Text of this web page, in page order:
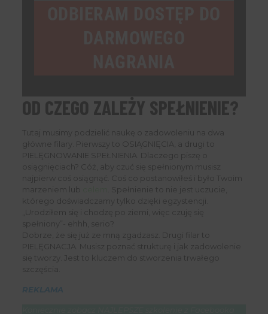
OD CZEGO ZALEŻY SPEŁNIENIE?
Tutaj musimy podzielić naukę o zadowoleniu na dwa
główne filary. Pierwszy to OSIĄGNIĘCIA, a drugi to
PIELĘGNOWANIE SPEŁNIENIA. Dlaczego piszę o
osiągnięciach? Cóż, aby czuć się spełnionym musisz
najpierw coś osiągnąć. Coś co postanowiłeś i było Twoim
marzeniem lub
. Spełnienie to nie jest uczucie,
którego doświadczamy tylko dzięki egzystencji.
„Urodziłem się i chodzę po ziemi, więc czuję się
spełniony”- ehhh, serio?
Dobrze, że się już ze mną zgadzasz. Drugi filar to
PIELĘGNACJA. Musisz poznać strukturę i jak zadowolenie
się tworzy. Jest to kluczem do stworzenia trwałego
szczęścia.
REKLAMA